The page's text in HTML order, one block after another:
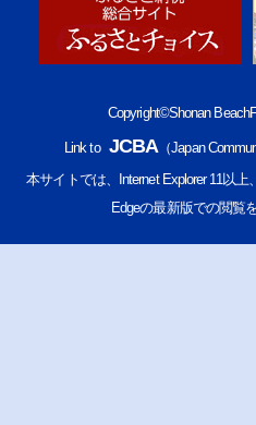
Copyright©Shonan
Link to JCBA （Japan
本サイトでは、Internet Explorer 11以上
Edgeの最新版での閲覧